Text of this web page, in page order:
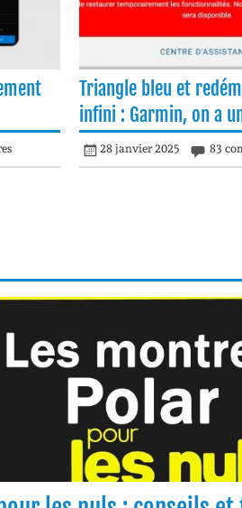
Triangle bleu et
infini : Garmin, on a
28 janvier 2025 83